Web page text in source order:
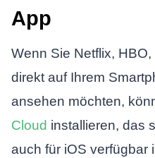
App
Wenn Sie Netflix,
direkt auf Ihrem
ansehen möchten,
Cloud installieren, das
auch für iOS verfügbar